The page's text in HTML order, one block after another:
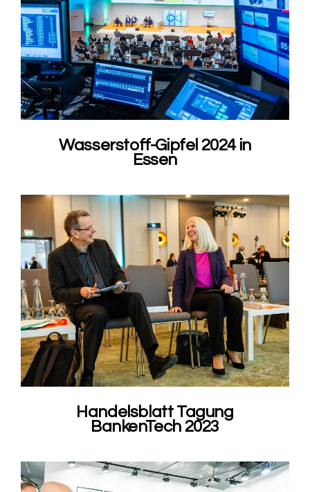
Wasserstoff-Gipfel 2024 in
Essen
Handelsblatt Tagung
BankenTech 2023